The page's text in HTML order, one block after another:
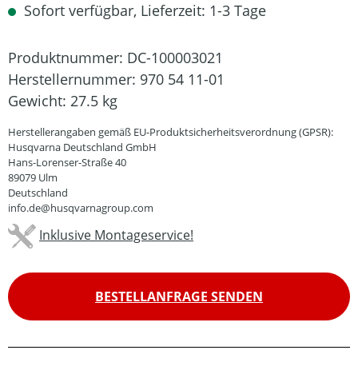
Sofort verfügbar, Lieferzeit: 1-3 Tage
Produktnummer: DC-100003021
Herstellernummer: 970 54 11-01
Gewicht: 27.5 kg
Herstellerangaben gemäß EU-Produktsicherheitsverordnung (GPSR):
Husqvarna Deutschland GmbH
Hans-Lorenser-Straße 40
89079 Ulm
Deutschland
info.de@husqvarnagroup.com
Inklusive Montageservice!
BESTELLANFRAGE SENDEN